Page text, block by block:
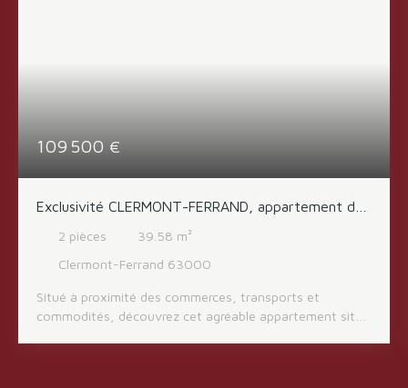
109 500 €
Exclusivité CLERMONT-FERRAND, appartement de
type 2 avec garage et cave
2 pièces 39.58 m²
Clermont-Ferrand 63000
Situé à proximité des commerces, transports et
commodités, découvrez cet agréable appartement situé